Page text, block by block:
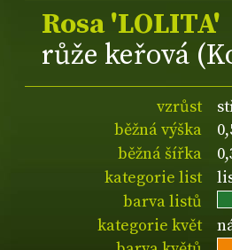
Rosa 'LOLITA'
růže keřová
vzrůst
běžná výška
běžná šířka
kategorie list
barva listů
kategorie květ